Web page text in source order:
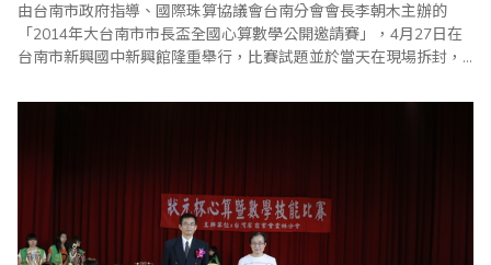
由台南市政府指導、國際珠算協議會台南分會會長李朝木主辦的
「2014年大台南市市長盃全國心算數學公開邀請賽」，4月27日在
台南市新興國中新興館隆重舉行，比賽試題並於當天在現場拆封，
來自全國各縣市近二千人參加競技，家長可以臨場感受比賽情形，